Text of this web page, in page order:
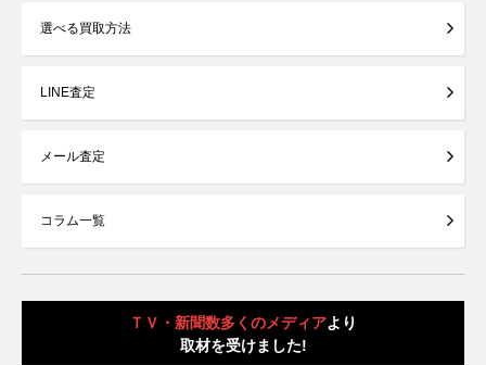
選べる買取方法
LINE査定
メール査定
コラム一覧
ＴＶ・新聞数多くのメディアより
取材を受けました!